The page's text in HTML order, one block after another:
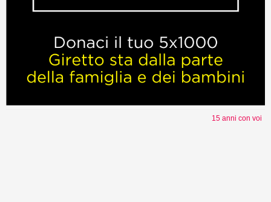
15 anni con voi